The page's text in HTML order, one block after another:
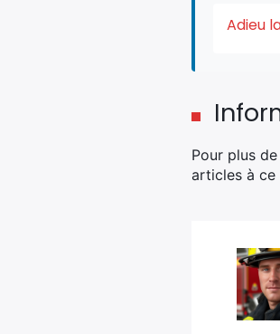
Adieu
Pour plus
articles à ce